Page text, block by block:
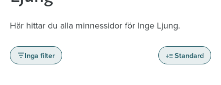
Här hittar du alla minnessidor för Inge Ljung.
Inga filter Standard